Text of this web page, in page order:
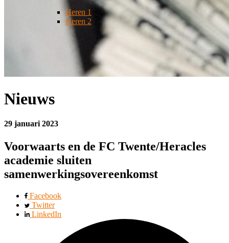
Heren 1
Heren 2
Nieuws
29 januari 2023
Voorwaarts en de FC Twente/Heracles
academie sluiten
samenwerkingsovereenkomst
Facebook
Twitter
LinkedIn